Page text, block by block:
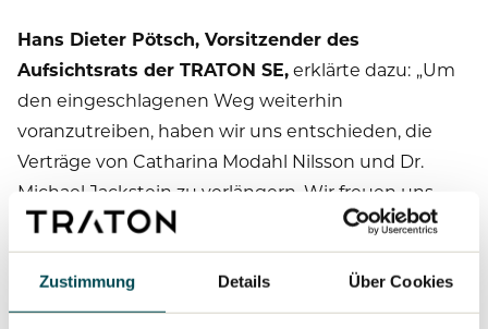
Zustimmung Details Über Cookies
Hans Dieter Pötsch, Vorsitzender des
Aufsichtsrats der TRATON SE,erklärte dazu: „Um
den eingeschlagenen Weg weiterhin
voranzutreiben, haben wir uns entschieden, die
Verträge von Catharina Modahl Nilsson und Dr.
Michael Jackstein zu verlängern. Wir freuen uns,
mit ihnen zwei so erfahrene Vorstandsmitglieder im
Führungsteam der TRATON GROUP zu haben.“